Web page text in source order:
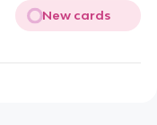
New cards